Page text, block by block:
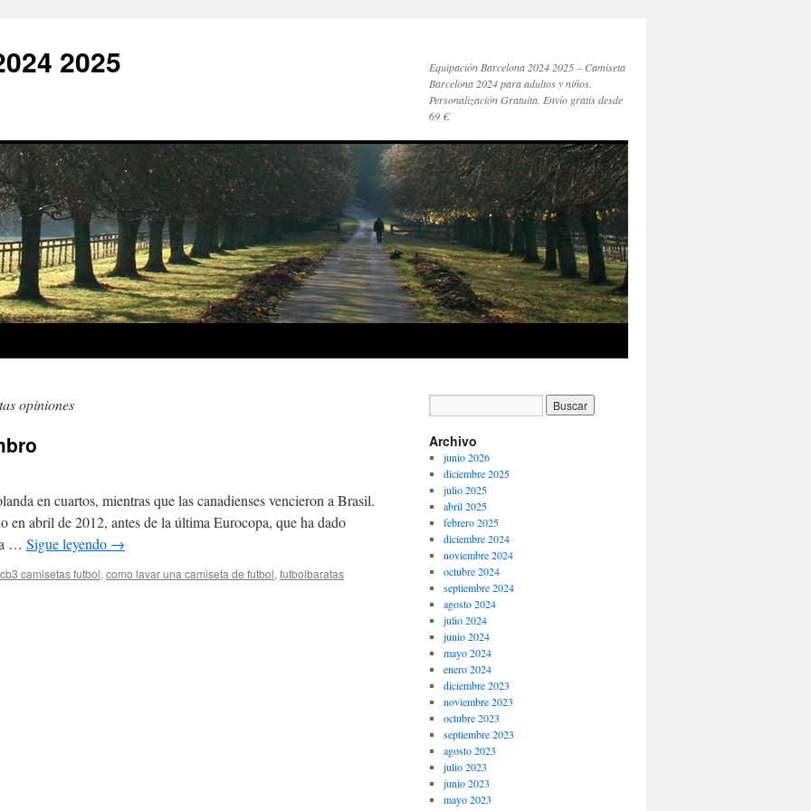
2025
Equipación Barcelona 2024 2025 – Camiseta
Barcelona 2024 para adultos y niños.
Personalización Gratuita. Envío gratis desde
69 €.
opiniones
en cuartos, mientras que las canadienses vencieron a Brasil.
en abril de 2012, antes de la última Eurocopa, que ha dado
… Sigue leyendo →
cb3 camisetas futbol, como lavar una camiseta de futbol, futbolbaratas
Archivo
junio 2026
diciembre 2025
julio 2025
abril 2025
febrero 2025
diciembre 2024
noviembre 2024
octubre 2024
septiembre 2024
agosto 2024
julio 2024
junio 2024
mayo 2024
enero 2024
diciembre 2023
noviembre 2023
octubre 2023
septiembre 2023
agosto 2023
julio 2023
junio 2023
mayo 2023